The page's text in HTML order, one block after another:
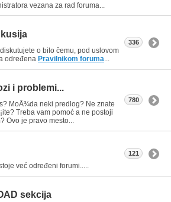
vezana za rad foruma...
o bilo čemu, pod uslovom
određena Pravilnikom foruma
336
i problemi...
MoÅ¾da neki predlog? Ne znate
Treba vam pomoć a ne postoji
Ovo je pravo mesto...
780
već određeni forumi.....
121
sekcija